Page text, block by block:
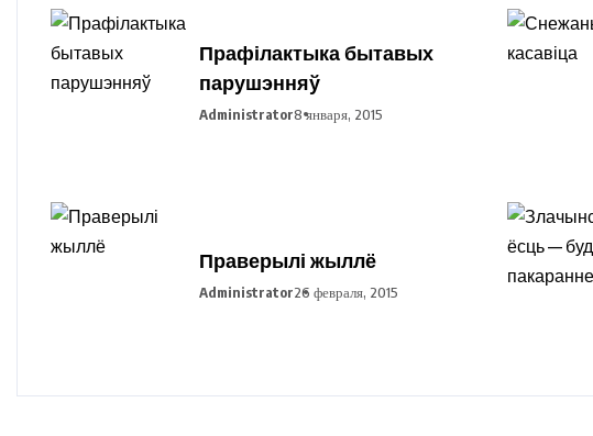
Прафілактыка бытавых
парушэнняў
Administrator8 января, 2015
Праверылі жыллё
Administrator26 февраля, 2015